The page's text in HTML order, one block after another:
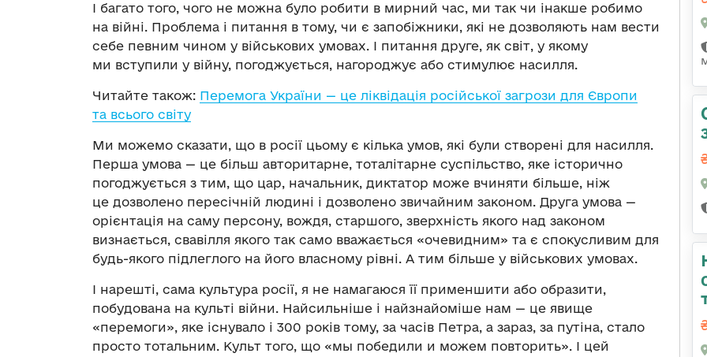
І багато того, чого не можна було робити в мирний час, ми так чи інакше робимо
на війні. Проблема і питання в тому, чи є запобіжники, які не дозволяють нам вести
себе певним чином у військових умовах. І питання друге, як світ, у якому
ми вступили у війну, погоджується, нагороджує або стимулює насилля.
Читайте також: Перемога України — це ліквідація російської загрози для Європи
та всього світу
Ми можемо сказати, що в росії цьому є кілька умов, які були створені для насилля.
Перша умова — це більш авторитарне, тоталітарне суспільство, яке історично
погоджується з тим, що цар, начальник, диктатор може вчиняти більше, ніж
це дозволено пересічній людині і дозволено звичайним законом. Друга умова —
орієнтація на саму персону, вождя, старшого, зверхність якого над законом
визнається, свавілля якого так само вважається «очевидним» та є спокусливим для
будь-якого підлеглого на його власному рівні. А тим більше у військових умовах.
І нарешті, сама культура росії, я не намагаюся її применшити або образити,
побудована на культі війни. Найсильніше і найзнайоміше нам — це явище
«перемоги», яке існувало і 300 років тому, за часів Петра, а зараз, за путіна, стало
просто тотальним. Культ того, що «мы победили и можем повторить». І цей